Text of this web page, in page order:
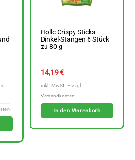
Ursprünglicher
14,19 €
Preis
ist:
12,79 €.
Holle Crispy Sticks
Dinkel-Stangen 6 Stück
zu 80 g
14,19€
In den Warenkorb